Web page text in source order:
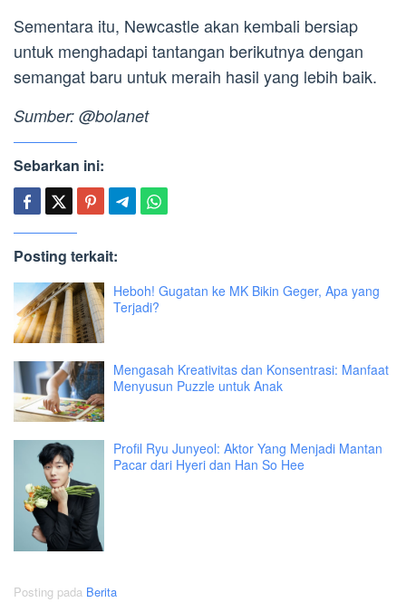
Sementara itu, Newcastle akan kembali bersiap
untuk menghadapi tantangan berikutnya dengan
semangat baru untuk meraih hasil yang lebih baik.
Sumber: @bolanet
Sebarkan ini:
Posting terkait:
Heboh! Gugatan ke MK Bikin Geger, Apa yang
Terjadi?
Mengasah Kreativitas dan Konsentrasi: Manfaat
Menyusun Puzzle untuk Anak
Profil Ryu Junyeol: Aktor Yang Menjadi Mantan
Pacar dari Hyeri dan Han So Hee
Posting pada Berita